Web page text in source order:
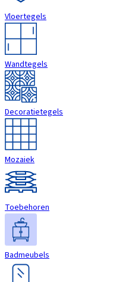
Vloertegels
Wandtegels
Decoratietegels
Mozaiek
Toebehoren
Badmeubels